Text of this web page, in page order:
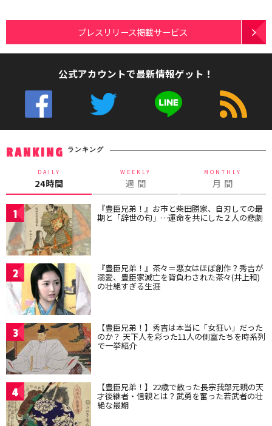
プレスリリース掲載サービス
公式アカウントで最新情報ゲット！
RANKING ランキング
DAILY
24時間
WEEKLY
週 間
MONTHLY
月 間
1 『豊臣兄弟！』お市と柴田勝家、自刃しての最
期と「辞世の句」…運命を共にした２人の悲劇
2 『豊臣兄弟！』茶々＝悪女はほぼ創作？秀吉が
溺愛、豊臣家滅亡を背負わされた茶々(井上和)
の壮絶すぎる生涯
3 【豊臣兄弟！】秀吉は本当に「女狂い」だった
のか？ 天下人を彩った11人の側室たちを時系列
で一挙紹介
4 【豊臣兄弟！】22歳で散った長宗我部元親の天
才後継者・信親とは？武勇を奮った若武者の壮
絶な最期